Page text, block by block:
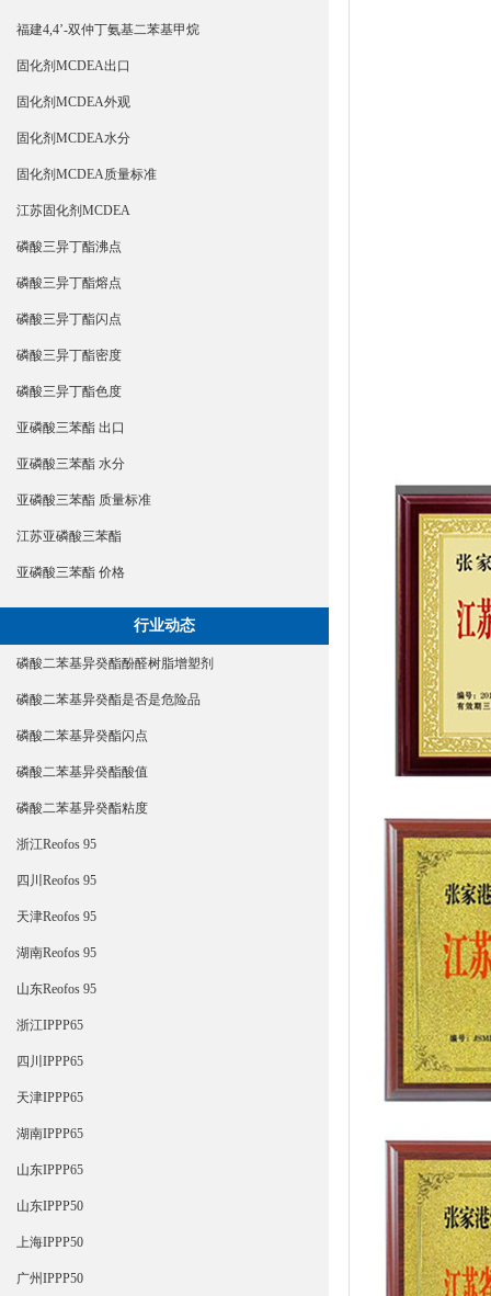
福建4,4’-双仲丁氨基二苯基甲烷
固化剂MCDEA出口
固化剂MCDEA外观
固化剂MCDEA水分
固化剂MCDEA质量标准
江苏固化剂MCDEA
磷酸三异丁酯沸点
磷酸三异丁酯熔点
磷酸三异丁酯闪点
磷酸三异丁酯密度
磷酸三异丁酯色度
亚磷酸三苯酯 出口
亚磷酸三苯酯 水分
亚磷酸三苯酯 质量标准
江苏亚磷酸三苯酯
亚磷酸三苯酯 价格
行业动态
磷酸二苯基异癸酯酚醛树脂增塑剂
磷酸二苯基异癸酯是否是危险品
磷酸二苯基异癸酯闪点
磷酸二苯基异癸酯酸值
磷酸二苯基异癸酯粘度
浙江Reofos 95
四川Reofos 95
天津Reofos 95
湖南Reofos 95
山东Reofos 95
浙江IPPP65
四川IPPP65
天津IPPP65
湖南IPPP65
山东IPPP65
山东IPPP50
上海IPPP50
广州IPPP50